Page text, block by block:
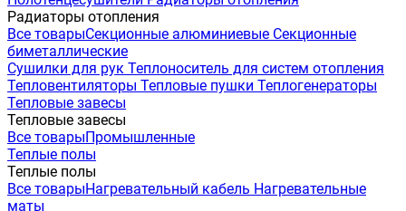
Радиаторы отопления
Все товарыСекционные алюминиевые Секционные
биметаллические
Сушилки для рук Теплоноситель для систем отопления
Тепловентиляторы Тепловые пушки Теплогенераторы
Тепловые завесы
Тепловые завесы
Все товарыПромышленные
Теплые полы
Теплые полы
Все товарыНагревательный кабель Нагревательные
маты